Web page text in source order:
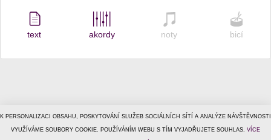
K PERSONALIZACI OBSAHU, POSKYTOVÁNÍ SLUŽEB SOCIÁLNÍCH SÍTÍ A ANALÝZE NÁVŠTĚVNOSTI
VYUŽÍVÁME SOUBORY COOKIE. POUŽÍVÁNÍM WEBU S TÍM VYJADŘUJETE SOUHLAS. VÍCE
text akordy noty bicí
© 1996–2026Tiscali Media, a.s. ISSN 1801-5131